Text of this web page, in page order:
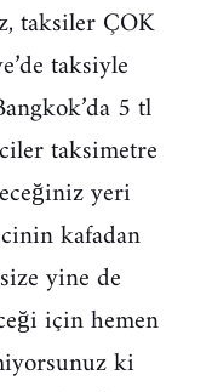
taksiler ÇOK
taksiyle
5 tl
taksimetre
yeri
kafadan
yine de
için hemen
ki